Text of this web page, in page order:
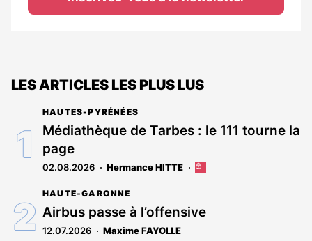
LES ARTICLES LES PLUS LUS
HAUTES-PYRÉNÉES
Médiathèque de Tarbes : le 111 tourne la
page
02.08.2026 Hermance HITTE
Cet
réservé
aux
HAUTE-GARONNE
Airbus passe à l’offensive
12.07.2026 Maxime FAYOLLE